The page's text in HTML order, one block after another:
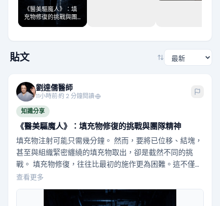
《醫美驅魔人》：填
充物修復的挑戰與團
隊精神
貼文
劉達儒醫師
11小時前·約 2 分鐘閱讀·
知識分享
《醫美驅魔人》：填充物修復的挑戰與團隊精神
填充物注射可能只需幾分鐘。 然而，要將已位移、結塊，
甚至與組織緊密纏繞的填充物取出，卻是截然不同的挑
戰。 填充物修復，往往比最初的施作更為困難。這不僅是
因為醫師需面對他人遺留的技術難題，更要承擔患者長期
累積的焦慮、失望，以及對自身外貌逐漸失去的信心。 因
此，這次我們選擇不拍攝一般的衛教影片。我們將位移、
查看更多